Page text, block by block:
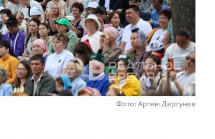
Фото: Артем Дергунов